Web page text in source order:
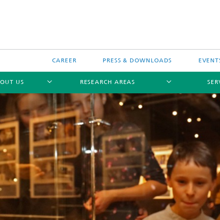
CAREER PRESS & DOWNLOADS
US RESEARCH AREAS